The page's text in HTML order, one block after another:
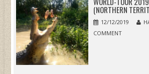
(NORTHERN
12/12/2019
COMMENT